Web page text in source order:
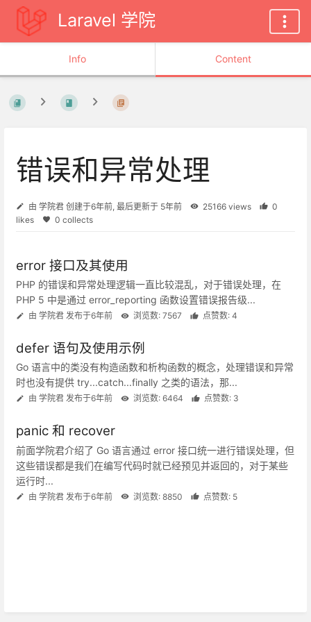
Laravel 学院
Info Content
错误和异常处理
由 学院君 创建于6年前, 最后更新于 5年前 25166 views
0
likes
0 collects
error 接口及其使用
PHP 的错误和异常处理逻辑一直比较混乱，对于错误处理，在
PHP 5 中是通过 error_reporting 函数设置错误报告级...
由 学院君 发布于6年前 浏览数: 7567 点赞数: 4
defer 语句及使用示例
Go 语言中的类没有构造函数和析构函数的概念，处理错误和异常
时也没有提供 try...catch...finally 之类的语法，那...
由 学院君 发布于6年前 浏览数: 6464 点赞数: 3
panic 和 recover
前面学院君介绍了 Go 语言通过 error 接口统一进行错误处理，但
这些错误都是我们在编写代码时就已经预见并返回的，对于某些
运行时...
由 学院君 发布于6年前 浏览数: 8850 点赞数: 5